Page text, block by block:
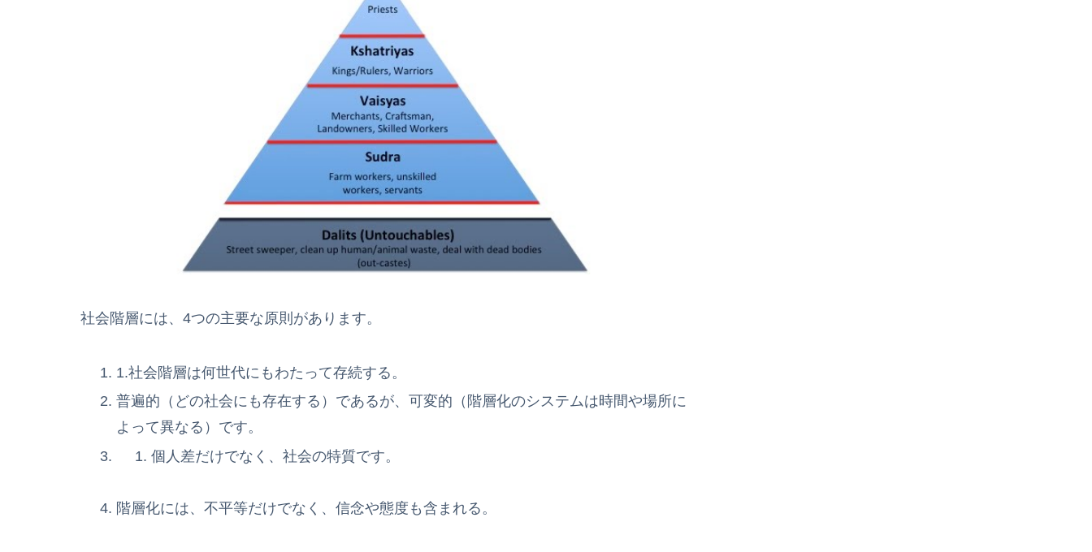
社会階層には、4つの主要な原則があります。
1.社会階層は何世代にもわたって存続する。
普遍的（どの社会にも存在する）であるが、可変的（階層化のシステムは時間や場所に
よって異なる）です。
個人差だけでなく、社会の特質です。
階層化には、不平等だけでなく、信念や態度も含まれる。